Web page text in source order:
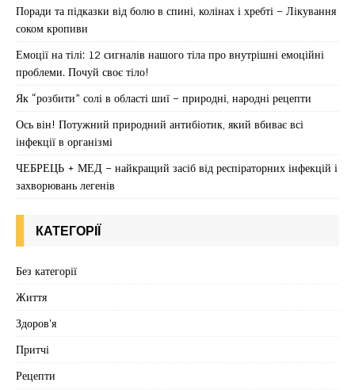
Поради та підказки від болю в спині, колінах і хребті – Лікування
соком кропиви
Емоції на тілі: 12 сигналів нашого тіла про внутрішні емоційні
проблеми. Почуй своє тіло!
Як “розбити” солі в області шиї – природні, народні рецепти
Ось він! Потужний природний антибіотик, який вбиває всі
інфекції в організмі
ЧЕБРЕЦЬ + МЕД – найкращий засіб від респіраторних інфекцій і
захворювань легенів
КАТЕГОРІЇ
Без категорії
Життя
Здоров'я
Притчі
Рецепти